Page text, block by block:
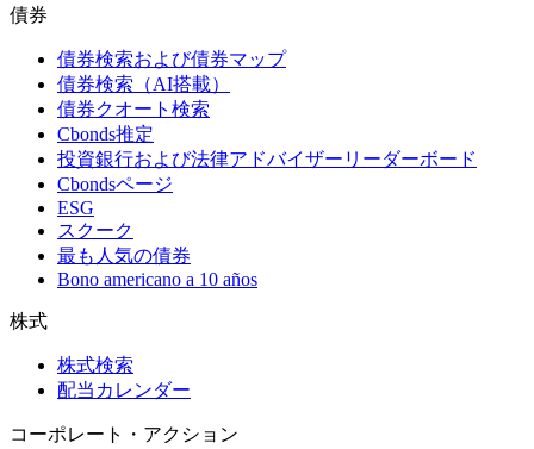
債券
債券検索および債券マップ
債券検索（AI搭載）
債券クオート検索
Cbonds推定
投資銀行および法律アドバイザーリーダーボード
Cbondsページ
ESG
スクーク
最も人気の債券
Bono americano a 10 años
株式
株式検索
配当カレンダー
コーポレート・アクション